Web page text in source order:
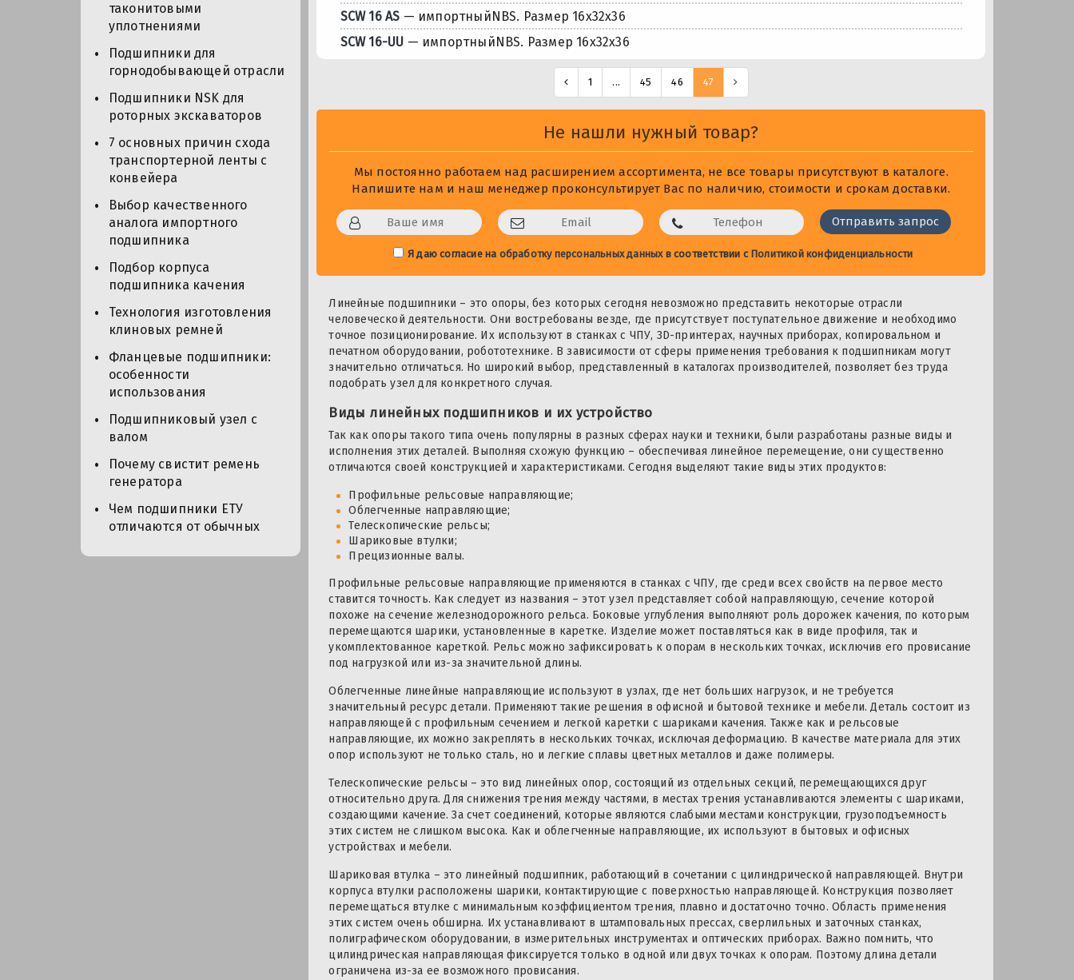
таконитовыми
уплотнениями
Подшипники для
горнодобывающей отрасли
Подшипники NSK для
роторных экскаваторов
7 основных причин схода
транспортерной ленты с
конвейера
Выбор качественного
аналога импортного
подшипника
Подбор корпуса
подшипника качения
Технология изготовления
клиновых ремней
Фланцевые подшипники:
особенности
использования
Подшипниковый узел с
валом
Почему свистит ремень
генератора
Чем подшипники ЕТУ
отличаются от обычных
SCW 16 AS — импортныйNBS. Размер 16x32x36
SCW 16-UU — импортныйNBS. Размер 16x32x36
1 ... 45 46 47
Не нашли нужный товар?
Мы постоянно работаем над расширением ассортимента, не все товары присутствуют в каталоге.
Напишите нам и наш менеджер проконсультирует Вас по наличию, стоимости и срокам доставки.
Я даю согласие на обработку персональных данныхв соответствии с Политикой конфиденциальности
Линейные подшипники – это опоры, без которых сегодня невозможно представить некоторые отрасли
человеческой деятельности. Они востребованы везде, где присутствует поступательное движение и необходимо
точное позиционирование. Их используют в станках с ЧПУ, 3D-принтерах, научных приборах, копировальном и
печатном оборудовании, робототехнике. В зависимости от сферы применения требования к подшипникам могут
значительно отличаться. Но широкий выбор, представленный в каталогах производителей, позволяет без труда
подобрать узел для конкретного случая.
Виды линейных подшипников и их устройство
Так как опоры такого типа очень популярны в разных сферах науки и техники, были разработаны разные виды и
исполнения этих деталей. Выполняя схожую функцию – обеспечивая линейное перемещение, они существенно
отличаются своей конструкцией и характеристиками. Сегодня выделяют такие виды этих продуктов:
Профильные рельсовые направляющие;
Облегченные направляющие;
Телескопические рельсы;
Шариковые втулки;
Прецизионные валы.
Профильные рельсовые направляющие применяются в станках с ЧПУ, где среди всех свойств на первое место
ставится точность. Как следует из названия – этот узел представляет собой направляющую, сечение которой
похоже на сечение железнодорожного рельса. Боковые углубления выполняют роль дорожек качения, по которым
перемещаются шарики, установленные в каретке. Изделие может поставляться как в виде профиля, так и
укомплектованное кареткой. Рельс можно зафиксировать к опорам в нескольких точках, исключив его провисание
под нагрузкой или из-за значительной длины.
Облегченные линейные направляющие используют в узлах, где нет больших нагрузок, и не требуется
значительный ресурс детали. Применяют такие решения в офисной и бытовой технике и мебели. Деталь состоит из
направляющей с профильным сечением и легкой каретки с шариками качения. Также как и рельсовые
направляющие, их можно закреплять в нескольких точках, исключая деформацию. В качестве материала для этих
опор используют не только сталь, но и легкие сплавы цветных металлов и даже полимеры.
Телескопические рельсы – это вид линейных опор, состоящий из отдельных секций, перемещающихся друг
относительно друга. Для снижения трения между частями, в местах трения устанавливаются элементы с шариками,
создающими качение. За счет соединений, которые являются слабыми местами конструкции, грузоподъемность
этих систем не слишком высока. Как и облегченные направляющие, их используют в бытовых и офисных
устройствах и мебели.
Шариковая втулка – это линейный подшипник, работающий в сочетании с цилиндрической направляющей. Внутри
корпуса втулки расположены шарики, контактирующие с поверхностью направляющей. Конструкция позволяет
перемещаться втулке с минимальным коэффициентом трения, плавно и достаточно точно. Область применения
этих систем очень обширна. Их устанавливают в штамповальных прессах, сверлильных и заточных станках,
полиграфическом оборудовании, в измерительных инструментах и оптических приборах. Важно помнить, что
цилиндрическая направляющая фиксируется только в одной или двух точках к опорам. Поэтому длина детали
ограничена из-за ее возможного провисания.